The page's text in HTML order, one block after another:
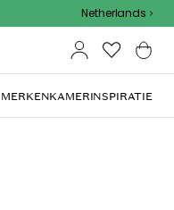
Netherlands
MERKENKAMERINSPIRATIE